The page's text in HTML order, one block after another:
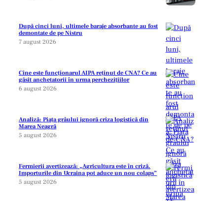
După cinci luni, ultimele baraje absorbante au fost
demontate de pe Nistru
7 august 2026
Cine este funcționarul AIPA reținut de CNA? Ce au
găsit anchetatorii în urma perchezițiilor
6 august 2026
Analiză: Piața grâului ignoră criza logistică din
Marea Neagră
5 august 2026
Fermierii avertizează: „Agricultura este în criză.
Importurile din Ucraina pot aduce un nou colaps”
5 august 2026